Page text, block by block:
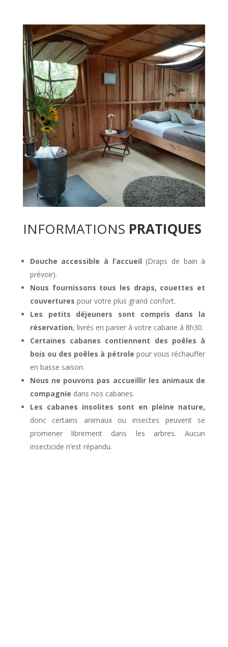
INFORMATIONS PRATIQUES
Douche accessible à l’accueil (Draps de bain à
prévoir).
Nous fournissons tous les draps, couettes et
couvertures pour votre plus grand confort.
Les petits déjeuners sont compris dans la
réservation, livrés en panier à votre cabane à 8h30.
Certaines cabanes contiennent des poêles à
bois ou des poêles à pétrole pour vous réchauffer
en basse saison.
Nous ne pouvons pas accueillir les animaux de
compagnie dans nos cabanes.
Les cabanes insolites sont en pleine nature,
donc certains animaux ou insectes peuvent se
promener librement dans les arbres. Aucun
insecticide n’est répandu.